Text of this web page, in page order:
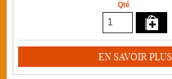
Qté
EN SAVOIR PLUS